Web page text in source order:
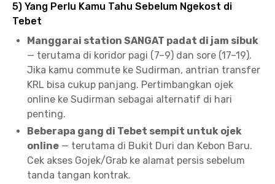
5) Yang Perlu Kamu Tahu Sebelum Ngekost di
Tebet
Manggarai station SANGAT padat di jam sibuk
— terutama di koridor pagi (7–9) dan sore (17–19).
Jika kamu commute ke Sudirman, antrian transfer
KRL bisa cukup panjang. Pertimbangkan ojek
online ke Sudirman sebagai alternatif di hari
penting.
Beberapa gang di Tebet sempit untuk ojek
online — terutama di Bukit Duri dan Kebon Baru.
Cek akses Gojek/Grab ke alamat persis sebelum
tanda tangan kontrak.